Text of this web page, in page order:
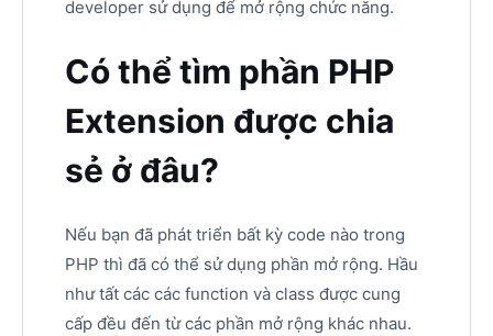
developer sử dụng để mở rộng chức năng.
Có thể tìm phần PHP
Extension được chia
sẻ ở đâu?
Nếu bạn đã phát triển bất kỳ code nào trong
PHP thì đã có thể sử dụng phần mở rộng. Hầu
như tất các các function và class được cung
cấp đều đến từ các phần mở rộng khác nhau.